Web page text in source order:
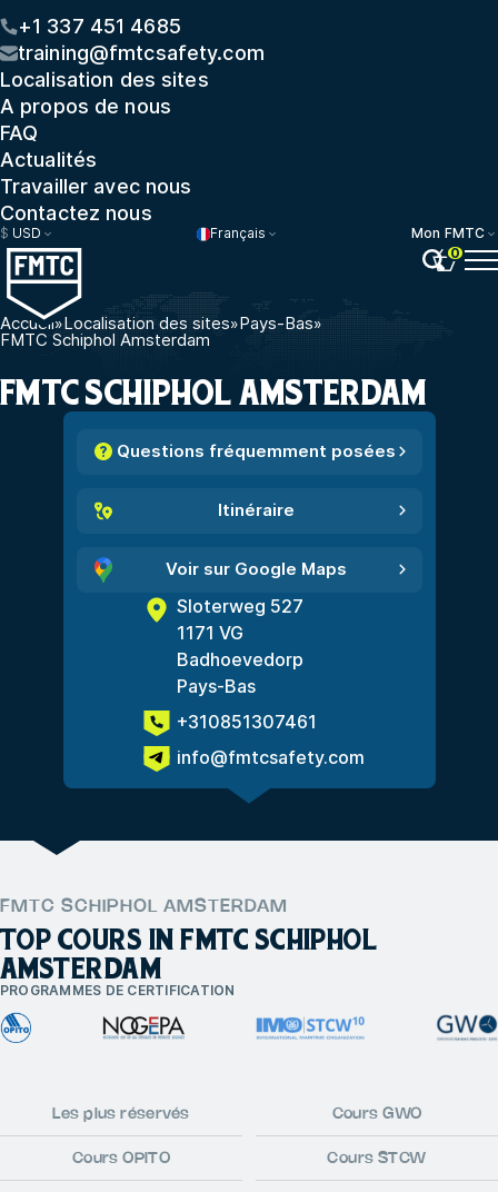
+1 337 451 4685
training@fmtcsafety.com
Localisation des sites
A propos de nous
FAQ
Actualités
Travailler avec nous
Contactez nous
$ USD Français
Mon FMTC
0
Accueil»Localisation des sites»Pays-Bas»
FMTC Schiphol Amsterdam
FMTC SCHIPHOL AMSTERDAM
Questions fréquemment posées
Itinéraire
Voir sur Google Maps
Sloterweg 527
1171 VG
Badhoevedorp
Pays-Bas
+310851307461
info@fmtcsafety.com
FMTC SCHIPHOL AMSTERDAM
TOP COURS IN FMTC SCHIPHOL
AMSTERDAM
PROGRAMMES DE CERTIFICATION
Les plus réservés Cours GWO
Cours OPITO Cours STCW